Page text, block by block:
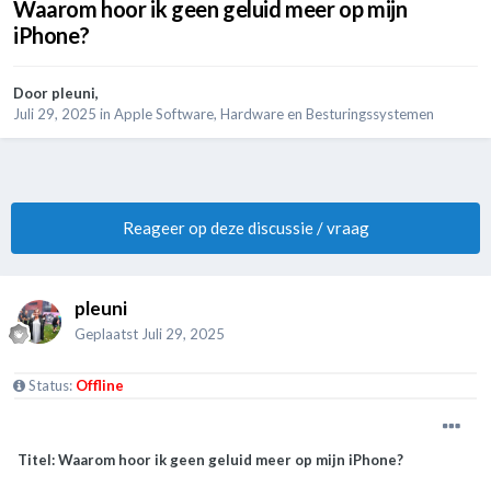
Waarom hoor ik geen geluid meer op mijn
iPhone?
Door pleuni,
Juli 29, 2025 in Apple Software, Hardware en Besturingssystemen
Reageer op deze discussie / vraag
pleuni
Geplaatst Juli 29, 2025
Status: Offline
Titel: Waarom hoor ik geen geluid meer op mijn iPhone?